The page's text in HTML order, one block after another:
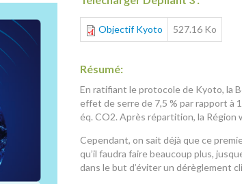
Objectif Kyoto 527.16 Ko
Résumé:
En ratifiant le protocole de Kyoto, la
effet de serre de 7,5 % par rapport à
éq. CO2. Après répartition, la Région
Cependant, on sait déjà que ce
qu’il faudra faire beaucoup plus,
dans le but d’éviter un dérèglement